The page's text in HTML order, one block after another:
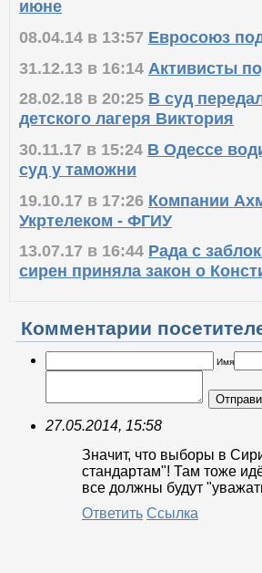
июне
08.04.14 в 13:57 Евросоюз
31.12.13 в 16:14 Активисты
28.02.18 в 20:25 В суд
детского лагеря Виктория
30.11.17 в 15:24 В Одессе
суд у таможни
19.10.17 в 17:26 Компании
Укртелеком - ФГИУ
13.07.17 в 16:44 Рада с
сирен приняла закон о
Комментарии
Имя
27.05.2014, 15:58
Значит, что выборы в
стандартам"! Там тоже
все должны будут
Ответить Ссылка